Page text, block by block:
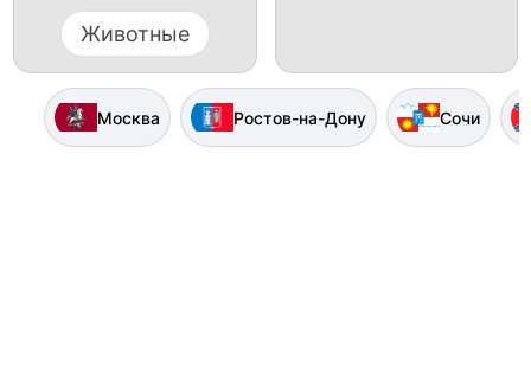
Животные
Москва Ростов-на-Дону Сочи